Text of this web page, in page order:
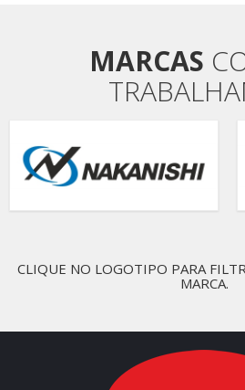
MARCAS
CLIQUE NO LOGOTIPO PARA
MARCA.